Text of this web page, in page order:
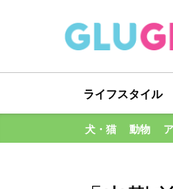
ライフスタイル
犬・猫 動物